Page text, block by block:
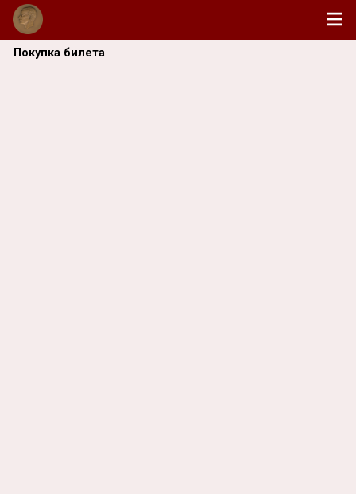
Покупка билета